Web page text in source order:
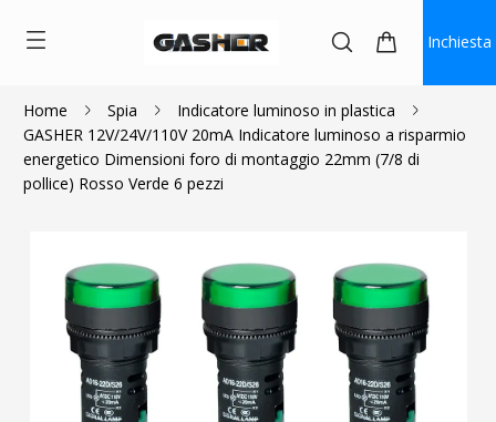
Inchiesta
Home Spia
Indicatore luminoso in plastica
GASHER 12V/24V/110V 20mA Indicatore luminoso a risparmio
energetico Dimensioni foro di montaggio 22mm (7/8 di
pollice) Rosso Verde 6 pezzi
$8.99